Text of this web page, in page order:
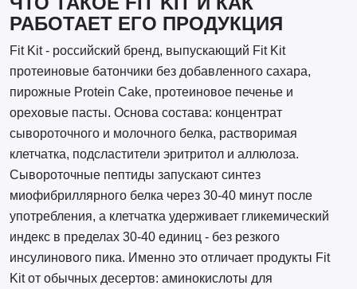
РАБОТАЕТ ЕГО ПРОДУКЦИЯ
Fit Kit - российский бренд, выпускающий Fit Kit
протеиновые батончики без добавленного сахара,
пирожные Protein Cake, протеиновое печенье и
ореховые пасты. Основа состава: концентрат
сывороточного и молочного белка, растворимая
клетчатка, подсластители эритритол и аллюлоза.
Сывороточные пептиды запускают синтез
миофибриллярного белка через 30-40 минут после
употребления, а клетчатка удерживает гликемический
индекс в пределах 30-40 единиц - без резкого
инсулинового пика. Именно это отличает продукты Fit
Kit от обычных десертов: аминокислоты для